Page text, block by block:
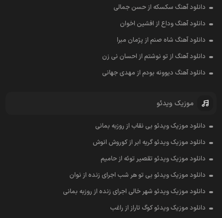
دانلود آهنگ سکسکه از حسن جمالی
دانلود آهنگ وداع از افشين اخوان
دانلود آهنگ شاه صنم از پژمان مبرا
دانلود آهنگ از تو نوشتم از احسان نی زن
دانلود آهنگ دیوونه بودم از مهدی جهانی
موزیک ویدئو
دانلود موزیک ویدئو بی نقاب از روزبه بمانی
دانلود موزیک ویدئو گریه ابر از کوروش انوش
دانلود موزیک ویدئو تقصیر توئه از حامیم
دانلود موزیک ویدئو بی تو هر شب اجرای زنده از نوان
دانلود موزیک ویدئو شهر خالی اجرای زنده از روزبه بمانی
دانلود موزیک ویدئو کوگ تاراز از راغب